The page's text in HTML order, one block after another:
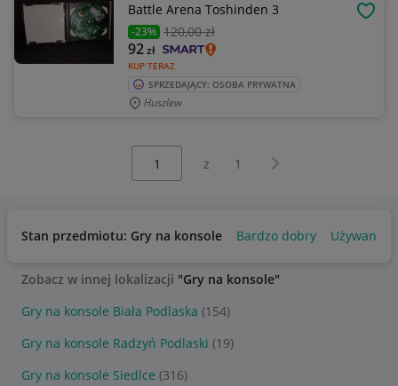
Battle Arena Toshinden 3
-23% 120,00 zł
KUP TERAZ
92zł
SPRZEDAJĄCY: OSOBA PRYWATNA
Huszlew
z 1 Następna strona
Stan przedmiotu: Gry na konsole Bardzo dobry Używany
Zobacz w innej lokalizacji "Gry na konsole"
Gry na konsole Biała Podlaska (154)
Gry na konsole Radzyń Podlaski (19)
Gry na konsole Siedlce (316)